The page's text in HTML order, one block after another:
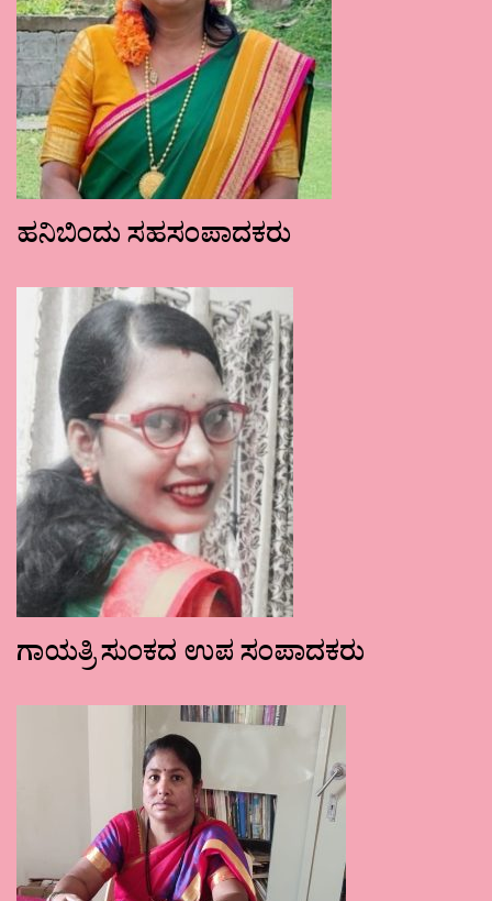
ಹನಿಬಿಂದು ಸಹಸಂಪಾದಕರು
ಗಾಯತ್ರಿ ಸುಂಕದ ಉಪ ಸಂಪಾದಕರು